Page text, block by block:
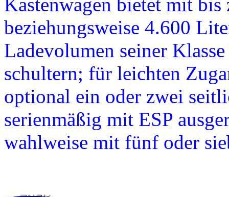
beziehungsweise 4.600
Ladevolumen seiner
schultern; für leichten
optional ein oder zwei
serienmäßig mit ESP
wahlweise mit fünf oder